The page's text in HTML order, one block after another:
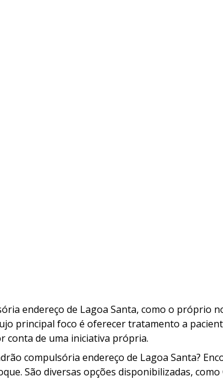
endereço de Lagoa Santa, como o próprio
principal foco é oferecer tratamento a
conta de uma iniciativa própria.
compulsória endereço de Lagoa Santa?
São diversas opções disponibilizadas, como